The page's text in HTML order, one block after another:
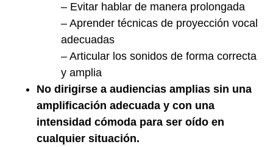
– Evitar hablar de manera prolongada
– Aprender técnicas de proyección vocal
adecuadas
– Articular los sonidos de forma correcta
y amplia
No dirigirse a audiencias amplias sin una
amplificación adecuada y con una
intensidad cómoda para ser oído en
cualquier situación.